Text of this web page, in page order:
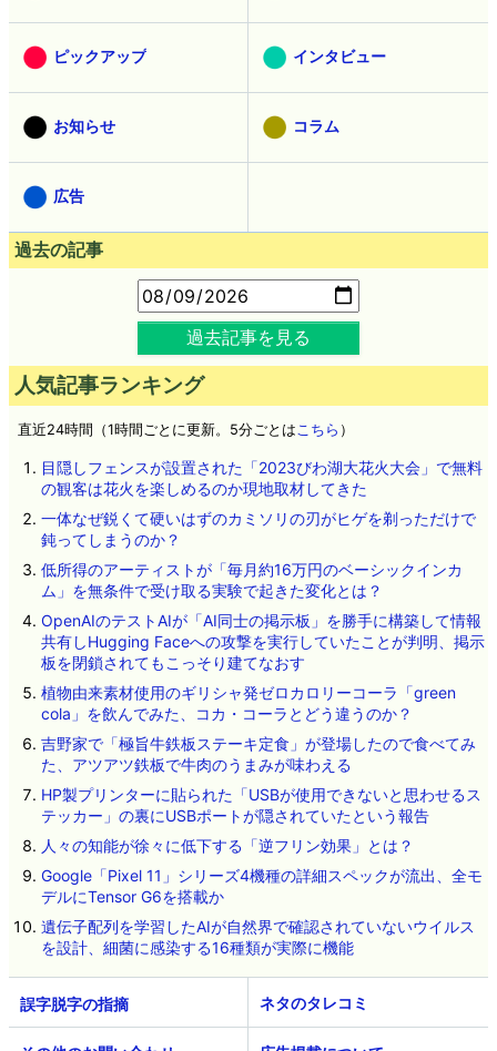
ピックアップ インタビュー
お知らせ コラム
広告
過去の記事
過去記事を見る
人気記事ランキング
直近24時間（1時間ごとに更新。5分ごとは こちら ）
目隠しフェンスが設置された「2023びわ湖大花火大会」で無料
の観客は花火を楽しめるのか現地取材してきた
一体なぜ鋭くて硬いはずのカミソリの刃がヒゲを剃っただけで
鈍ってしまうのか？
低所得のアーティストが「毎月約16万円のベーシックインカ
ム」を無条件で受け取る実験で起きた変化とは？
OpenAIのテストAIが「AI同士の掲示板」を勝手に構築して情報
共有しHugging Faceへの攻撃を実行していたことが判明、掲示
板を閉鎖されてもこっそり建てなおす
植物由来素材使用のギリシャ発ゼロカロリーコーラ「green
cola」を飲んでみた、コカ・コーラとどう違うのか？
吉野家で「極旨牛鉄板ステーキ定食」が登場したので食べてみ
た、アツアツ鉄板で牛肉のうまみが味わえる
HP製プリンターに貼られた「USBが使用できないと思わせるス
テッカー」の裏にUSBポートが隠されていたという報告
人々の知能が徐々に低下する「逆フリン効果」とは？
Google「Pixel 11」シリーズ4機種の詳細スペックが流出、全モ
デルにTensor G6を搭載か
遺伝子配列を学習したAIが自然界で確認されていないウイルス
を設計、細菌に感染する16種類が実際に機能
ネタのタレコミ